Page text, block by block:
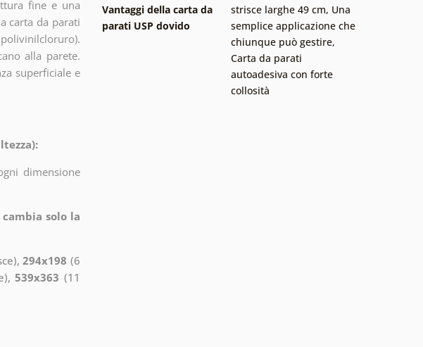
fine e una
carta da parati
alla parete.
superficiale e
dimensione
solo la
294x198 (6
539x363 (11
Vantaggi della carta da
parati USP dovido
strisce larghe 49 cm, Una
semplice applicazione che
chiunque può gestire,
Carta da parati
autoadesiva con forte
collosità